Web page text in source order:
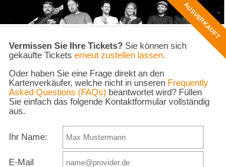
AUSVERKAUFT
Vermissen Sie Ihre Tickets? Sie können sich
gekaufte Tickets erneut zustellen lassen.
Oder haben Sie eine Frage direkt an den
Kartenverkäufer, welche nicht in unseren Frequently
Asked Questions (FAQs) beantwortet wird? Füllen
Sie einfach das folgende Kontaktformular vollständig
aus.
Ihr Name:
E-Mail